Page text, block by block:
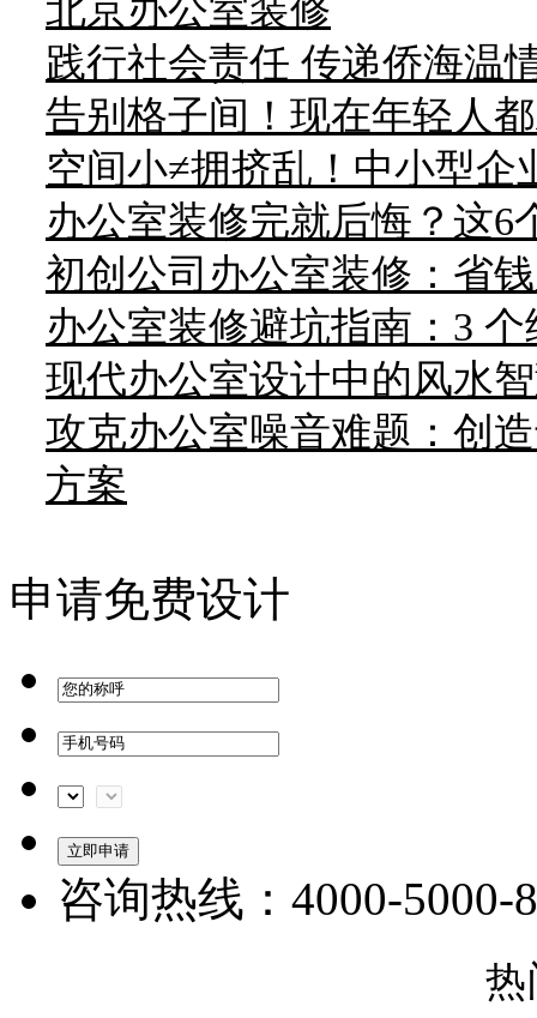
北京办公室装修
践行社会责任 传递侨海温
告别格子间！现在年轻人
空间小≠拥挤乱！中小型
办公室装修完就后悔？这6
初创公司办公室装修：省
办公室装修避坑指南：3
现代办公室设计中的风水
攻克办公室噪音难题：创
方案
申请免费设计
咨询热线：4000-5000-
热